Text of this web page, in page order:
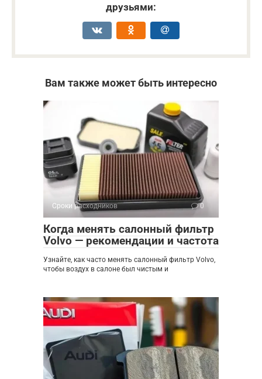
друзьями:
Вам также может быть интересно
Сроки расходников 0
Когда менять салонный фильтр
Volvo — рекомендации и частота
Узнайте, как часто менять салонный фильтр Volvo,
чтобы воздух в салоне был чистым и